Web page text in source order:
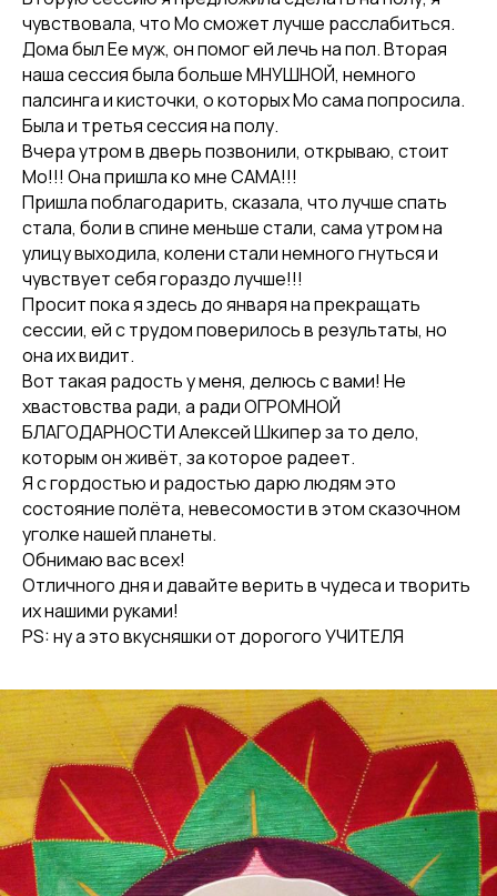
чувствовала, что Мо сможет лучше расслабиться.
Дома был Ее муж, он помог ей лечь на пол. Вторая
наша сессия была больше МНУШНОЙ, немного
палсинга и кисточки, о которых Мо сама попросила.
Была и третья сессия на полу.
Вчера утром в дверь позвонили, открываю, стоит
Мо!!! Она пришла ко мне САМА!!!
Пришла поблагодарить, сказала, что лучше спать
стала, боли в спине меньше стали, сама утром на
улицу выходила, колени стали немного гнуться и
чувствует себя гораздо лучше!!!
Просит пока я здесь до января на прекращать
сессии, ей с трудом поверилось в результаты, но
она их видит.
Вот такая радость у меня, делюсь с вами! Не
хвастовства ради, а ради ОГРОМНОЙ
БЛАГОДАРНОСТИ Алексей Шкипер за то дело,
которым он живёт, за которое радеет.
Я с гордостью и радостью дарю людям это
состояние полёта, невесомости в этом сказочном
уголке нашей планеты.
Обнимаю вас всех!
Отличного дня и давайте верить в чудеса и творить
их нашими руками!
PS: ну а это вкусняшки от дорогого УЧИТЕЛЯ